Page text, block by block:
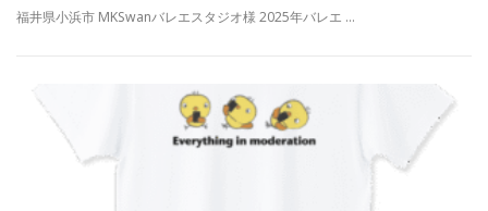
福井県小浜市 MKSwanバレエスタジオ様 2025年バレエ …